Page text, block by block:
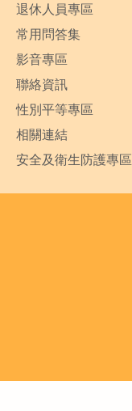
退休人員專區
常用問答集
影音專區
聯絡資訊
性別平等專區
相關連結
安全及衛生防護專區